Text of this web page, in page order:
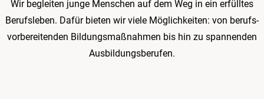
Wir begleiten junge Menschen auf dem Weg in ein erfülltes
Beruf­sleben. Dafür bieten wir viele Möglichkeiten: von berufs­
vorbereitenden Bildungs­maßnahmen bis hin zu spannenden
Ausbildungs­berufen.